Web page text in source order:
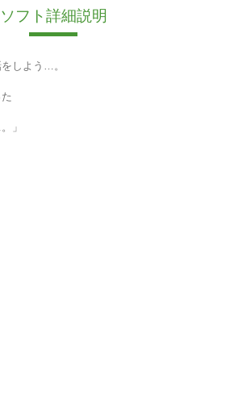
ソフト詳細説明
しよう…。
」